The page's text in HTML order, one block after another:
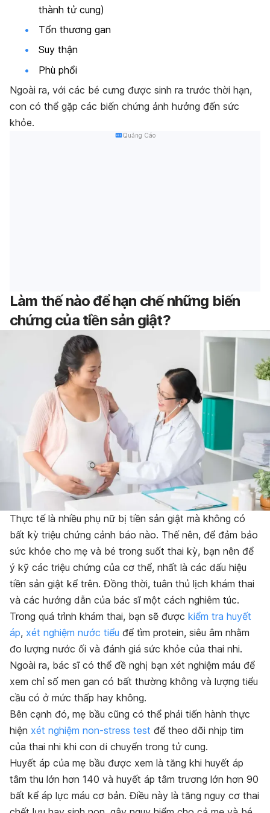
thành tử cung)
Tổn thương gan
Suy thận
Phù phổi
Ngoài ra, với các bé cưng được sinh ra trước thời hạn,
con có thể gặp các biến chứng ảnh hưởng đến sức
khỏe.
Quảng Cáo
Làm thế nào để hạn chế những biến
chứng của tiền sản giật?
Thực tế là nhiều phụ nữ bị tiền sản giật mà không có
bất kỳ triệu chứng cảnh báo nào. Thế nên, để đảm bảo
sức khỏe cho mẹ và bé trong suốt thai kỳ, bạn nên để
ý kỹ các triệu chứng của cơ thể, nhất là các dấu hiệu
tiền sản giật kể trên. Đồng thời, tuân thủ lịch khám thai
và các hướng dẫn của bác sĩ một cách nghiêm túc.
Trong quá trình khám thai, bạn sẽ được kiểm tra huyết
áp, xét nghiệm nước tiểu để tìm protein, siêu âm nhằm
đo lượng nước ối và đánh giá sức khỏe của thai nhi.
Ngoài ra, bác sĩ có thể đề nghị bạn xét nghiệm máu để
xem chỉ số men gan có bất thường không và lượng tiểu
cầu có ở mức thấp hay không.
Bên cạnh đó, mẹ bầu cũng có thể phải tiến hành thực
hiện xét nghiệm non-stress test để theo dõi nhịp tim
của thai nhi khi con di chuyển trong tử cung.
Huyết áp của mẹ bầu được xem là tăng khi huyết áp
tâm thu lớn hơn 140 và huyết áp tâm trương lớn hơn 90
bất kể áp lực máu cơ bản. Điều này là tăng nguy cơ thai